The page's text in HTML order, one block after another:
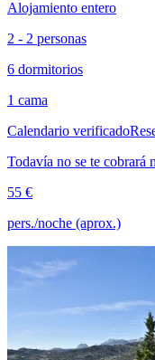
Alojamiento entero
2 - 2 personas
6 dormitorios
1 cama
Calendario verificado
Todavía no se te cobrará
55 €
pers./noche (aprox.)